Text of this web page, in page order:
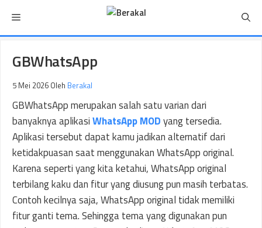
isi
Menu
GBWhatsApp
5 Mei 2026 Oleh Berakal
GBWhatsApp merupakan salah satu varian dari
banyaknya aplikasiWhatsApp MODyang tersedia.
Aplikasi tersebut dapat kamu jadikan alternatif dari
ketidakpuasan saat menggunakan WhatsApp original.
Karena seperti yang kita ketahui, WhatsApp original
terbilang kaku dan fitur yang diusung pun masih terbatas.
Contoh kecilnya saja, WhatsApp original tidak memiliki
fitur ganti tema. Sehingga tema yang digunakan pun